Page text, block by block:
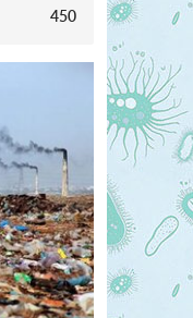
450